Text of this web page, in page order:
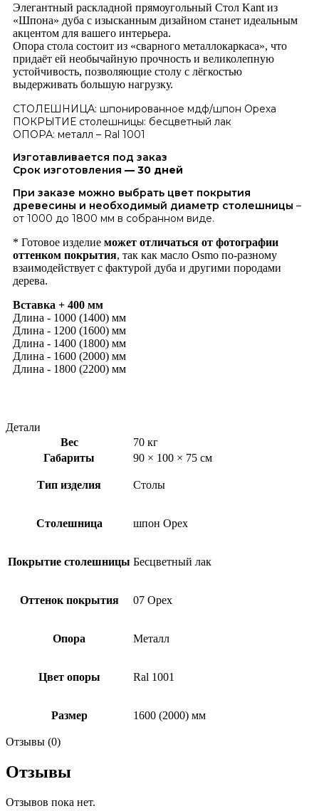
Элегантный раскладной прямоугольный Стол Kant из
«Шпона» дуба с изысканным дизайном станет идеальным
акцентом для вашего интерьера.
Опора стола состоит из «сварного металлокаркаса», что
придаёт ей необычайную прочность и великолепную
устойчивость, позволяющие столу с лёгкостью
выдерживать большую нагрузку.
СТОЛЕШНИЦА: шпонированное мдф/шпон Ореха
ПОКРЫТИЕ столешницы: бесцветный лак
ОПОРА: металл – Ral 1001
Изготавливается под заказ
Срок изготовления — 30 дней
При заказе можно выбрать цвет покрытия
древесины и необходимый диаметр столешницы –
от 1000 до 1800 мм в собранном виде.
* Готовое изделие может отличаться от фотографии
оттенком покрытия, так как масло Osmo по-разному
взаимодействует с фактурой дуба и другими породами
дерева.
Вставка + 400 мм
Длина - 1000 (1400) мм
Длина - 1200 (1600) мм
Длина - 1400 (1800) мм
Длина - 1600 (2000) мм
Длина - 1800 (2200) мм
Детали
Вес
70 кг
Габариты
90 × 100 × 75 см
Тип изделия Столы
Столешница шпон Орех
Покрытие столешницы Бесцветный лак
Оттенок покрытия 07 Орех
Опора Металл
Цвет опоры Ral 1001
Размер 1600 (2000) мм
Отзывы (0)
Отзывы
Отзывов пока нет.